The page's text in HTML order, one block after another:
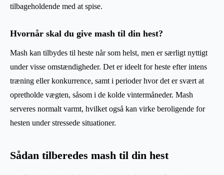
tilbageholdende med at spise.
Hvornår skal du give mash til din hest?
Mash kan tilbydes til heste når som helst, men er særligt nyttigt
under visse omstændigheder. Det er ideelt for heste efter intens
træning eller konkurrence, samt i perioder hvor det er svært at
opretholde vægten, såsom i de kolde vintermåneder. Mash
serveres normalt varmt, hvilket også kan virke beroligende for
hesten under stressede situationer.
Sådan tilberedes mash til din hest